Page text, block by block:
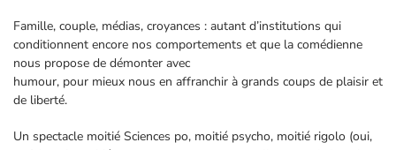
Famille, couple, médias, croyances : autant d’institutions qui
conditionnent encore nos comportements et que la comédienne
nous propose de démonter avec
humour, pour mieux nous en affranchir à grands coups de plaisir et
de liberté.
Un spectacle moitié Sciences po, moitié psycho, moitié rigolo (oui,